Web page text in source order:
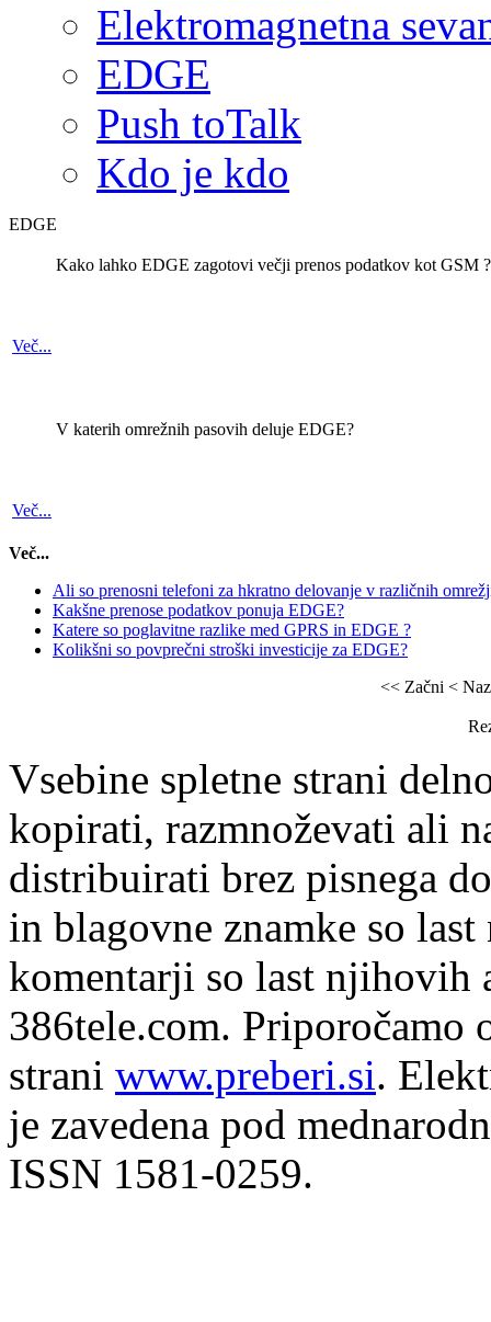
Elektromagnetna
EDGE
Push toTalk
Kdo je kdo
EDGE
Kako lahko EDGE zagotovi večji prenos podatkov kot GSM ?
Več...
V katerih omrežnih pasovih deluje EDGE?
Več...
Več...
Ali so prenosni telefoni za hkratno delovanje v različnih
Kakšne prenose podatkov ponuja EDGE?
Katere so poglavitne razlike med GPRS in EDGE ?
Kolikšni so povprečni stroški investicije za EDGE?
<< Začni <
Vsebine spletne strani
kopirati, razmnoževati ali
distribuirati brez pisnega
in blagovne znamke so
komentarji so last njihovih
386tele.com. Priporočamo
strani www.preberi.si.
je zavedena pod
ISSN 1581-0259.